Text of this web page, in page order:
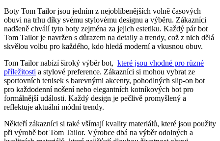
Boty ⁤Tom Tailor jsou jedním z nejoblíbenějších volně časových
‍obuvi na trhu díky svému stylovému designu⁢ a výběru. Zákazníci
nadšeně⁣ chválí tyto boty ⁢zejména za jejich estetiku. Každý pár ⁢bot⁢
Tom​ Tailor je ⁣navržen s důrazem na detaily a trendy, což ‌z nich dělá ​
skvělou volbu pro každého, kdo hledá ‍moderní a‍ vkusnou obuv.
Tom Tailor nabízí ⁤široký výběr ⁣bot, ⁤ které jsou‌ vhodné pro ⁢různé
příležitosti a stylové preference. Zákazníci si mohou vybrat ze
sportovních tenisek s ‍barevnými akcenty, pohodlných slip-on bot
pro ⁤každodenní nošení nebo ⁣elegantních kotníkových bot pro
formálnější události. Každý⁣ design​ je⁢ pečlivě promyšlený a
⁣reflektuje aktuální‍ módní trendy.
Někteří zákazníci si také všímají kvality materiálů, které jsou použity
při ⁤výrobě bot Tom Tailor. Výrobce‌ dbá na výběr odolných ⁢a